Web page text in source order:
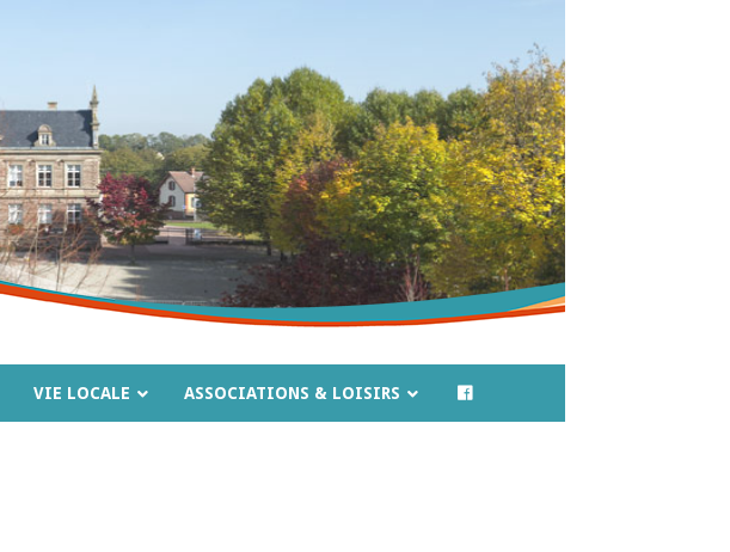
VIE LOCALE ASSOCIATIONS & LOISIRS